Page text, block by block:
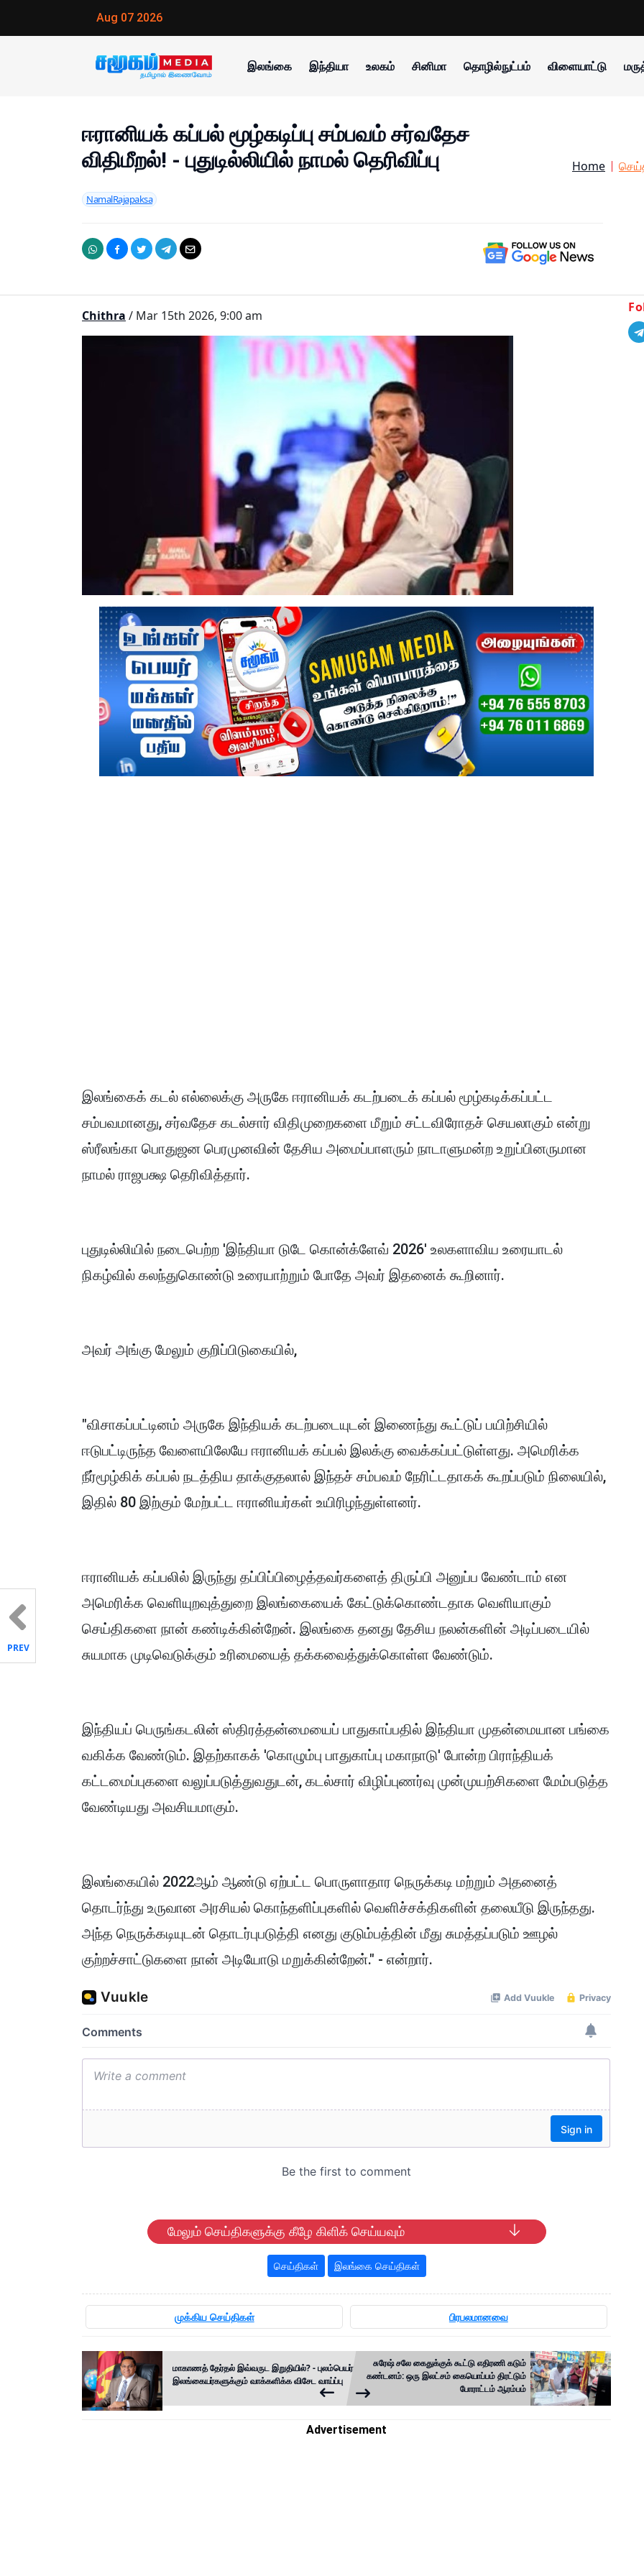
Aug 07 2026
இலங்கை இந்தியா உலகம் சினிமா தொழில்நுட்பம் விளையாட்டு
ஈரானியக் கப்பல் மூழ்கடிப்பு சம்பவம் சர்வதேச
விதிமீறல்! - புதுடில்லியில் நாமல் தெரிவிப்பு
NamalRajapaksa
Home
Chithra / Mar 15th 2026, 9:00 am
இலங்கைக் கடல் எல்லைக்கு அருகே ஈரானியக் கடற்படைக் கப்பல் மூழ்கடிக்கப்பட்ட
சம்பவமானது, சர்வதேச கடல்சார் விதிமுறைகளை மீறும் சட்டவிரோதச் செயலாகும் என்று
ஸ்ரீலங்கா பொதுஜன பெரமுனவின் தேசிய அமைப்பாளரும் நாடாளுமன்ற உறுப்பினருமான
நாமல் ராஜபக்ஷ தெரிவித்தார்.
புதுடில்லியில் நடைபெற்ற 'இந்தியா டுடே கொன்க்ளேவ் 2026' உலகளாவிய உரையாடல்
நிகழ்வில் கலந்துகொண்டு உரையாற்றும் போதே அவர் இதனைக் கூறினார்.
அவர் அங்கு மேலும் குறிப்பிடுகையில்,
"விசாகப்பட்டினம் அருகே இந்தியக் கடற்படையுடன் இணைந்து கூட்டுப் பயிற்சியில்
ஈடுபட்டிருந்த வேளையிலேயே ஈரானியக் கப்பல் இலக்கு வைக்கப்பட்டுள்ளது. அமெரிக்க
நீர்மூழ்கிக் கப்பல் நடத்திய தாக்குதலால் இந்தச் சம்பவம் நேரிட்டதாகக் கூறப்படும் நிலையில்,
இதில் 80 இற்கும் மேற்பட்ட ஈரானியர்கள் உயிரிழந்துள்ளனர்.
ஈரானியக் கப்பலில் இருந்து தப்பிப்பிழைத்தவர்களைத் திருப்பி அனுப்ப வேண்டாம் என
அமெரிக்க வெளியுறவுத்துறை இலங்கையைக் கேட்டுக்கொண்டதாக வெளியாகும்
செய்திகளை நான் கண்டிக்கின்றேன். இலங்கை தனது தேசிய நலன்களின் அடிப்படையில்
சுயமாக முடிவெடுக்கும் உரிமையைத் தக்கவைத்துக்கொள்ள வேண்டும்.
இந்தியப் பெருங்கடலின் ஸ்திரத்தன்மையைப் பாதுகாப்பதில் இந்தியா முதன்மையான பங்கை
வகிக்க வேண்டும். இதற்காகக் 'கொழும்பு பாதுகாப்பு மகாநாடு' போன்ற பிராந்தியக்
கட்டமைப்புகளை வலுப்படுத்துவதுடன், கடல்சார் விழிப்புணர்வு முன்முயற்சிகளை மேம்படுத்த
வேண்டியது அவசியமாகும்.
இலங்கையில் 2022ஆம் ஆண்டு ஏற்பட்ட பொருளாதார நெருக்கடி மற்றும் அதனைத்
தொடர்ந்து உருவான அரசியல் கொந்தளிப்புகளில் வெளிச்சக்திகளின் தலையீடு இருந்தது.
அந்த நெருக்கடியுடன் தொடர்புபடுத்தி எனது குடும்பத்தின் மீது சுமத்தப்படும் ஊழல்
குற்றச்சாட்டுகளை நான் அடியோடு மறுக்கின்றேன்." - என்றார்.
மேலும் செய்திகளுக்கு கீழே கிளிக் செய்யவும்
செய்திகள் இலங்கை செய்திகள்
முக்கிய செய்திகள் பிரபலமானவை
மாகாணத் தேர்தல் இவ்வருட இறுதியில்? - புலம்பெயர்
இலங்கையர்களுக்கும் வாக்களிக்க விசேட வாய்ப்பு
சுரேஷ் சலே கைதுக்குக் கூட்டு எதிரணி கடும்
கண்டனம்: ஒரு இலட்சம் கையொப்பம் திரட்டும்
போராட்டம் ஆரம்பம்
PREV
Advertisement